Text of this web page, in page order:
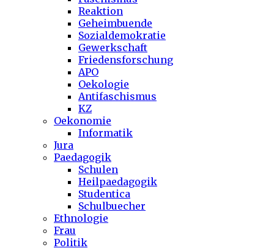
Reaktion
Geheimbuende
Sozialdemokratie
Gewerkschaft
Friedensforschung
APO
Oekologie
Antifaschismus
KZ
Oekonomie
Informatik
Jura
Paedagogik
Schulen
Heilpaedagogik
Studentica
Schulbuecher
Ethnologie
Frau
Politik